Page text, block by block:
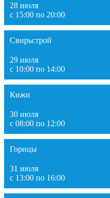
28 июля
с 15:00 по 20:00
Свирьстрой
29 июля
с 10:00 по 14:00
Кижи
30 июля
с 08:00 по 12:00
Горицы
31 июля
с 13:00 по 16:00